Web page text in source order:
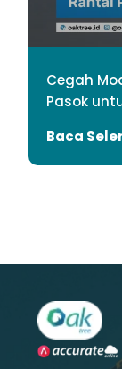
Cegah
Pasok
Baca